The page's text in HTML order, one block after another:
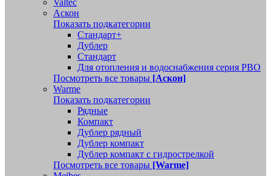
Valtec
Аскон
Показать подкатегории
Стандарт+
Дублер
Стандарт
Для отопления и водоснабжения серия РВО
Посмотреть все товары [Аскон]
Warme
Показать подкатегории
Рядные
Компакт
Дублер рядный
Дублер компакт
Дублер компакт с гидрострелкой
Посмотреть все товары [Warme]